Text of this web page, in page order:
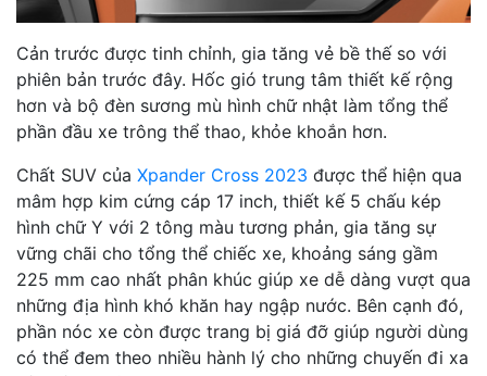
Cản trước được tinh chỉnh, gia tăng vẻ bề thế so với
phiên bản trước đây. Hốc gió trung tâm thiết kế rộng
hơn và bộ đèn sương mù hình chữ nhật làm tổng thể
phần đầu xe trông thể thao, khỏe khoắn hơn.
Chất SUV của Xpander Cross 2023 được thể hiện qua
mâm hợp kim cứng cáp 17 inch, thiết kế 5 chấu kép
hình chữ Y với 2 tông màu tương phản, gia tăng sự
vững chãi cho tổng thể chiếc xe, khoảng sáng gầm
225 mm cao nhất phân khúc giúp xe dễ dàng vượt qua
những địa hình khó khăn hay ngập nước. Bên cạnh đó,
phần nóc xe còn được trang bị giá đỡ giúp người dùng
có thể đem theo nhiều hành lý cho những chuyến đi xa